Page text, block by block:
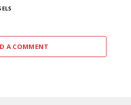
A COMMENT